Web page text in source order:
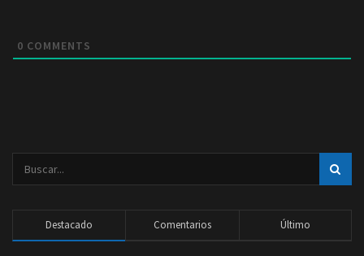
0 COMMENTS
Destacado Comentarios Último